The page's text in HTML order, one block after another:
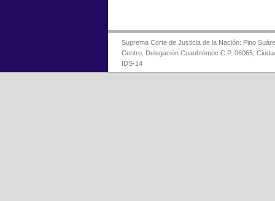
Suprema Corte de Justicia de la Nación: Pino
Centro, Delegación Cuauhtémoc C.P. 06065,
IDS-14